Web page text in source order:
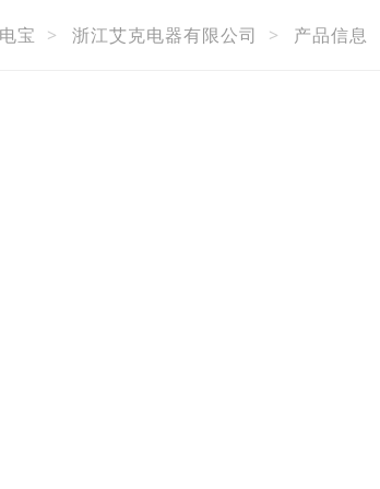
宝 > 浙江艾克电器有限公司 > 产品信息